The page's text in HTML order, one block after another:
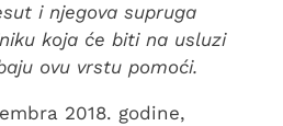
i njegova supruga
koja će biti na usluzi
ovu vrstu pomoći.
2018. godine,